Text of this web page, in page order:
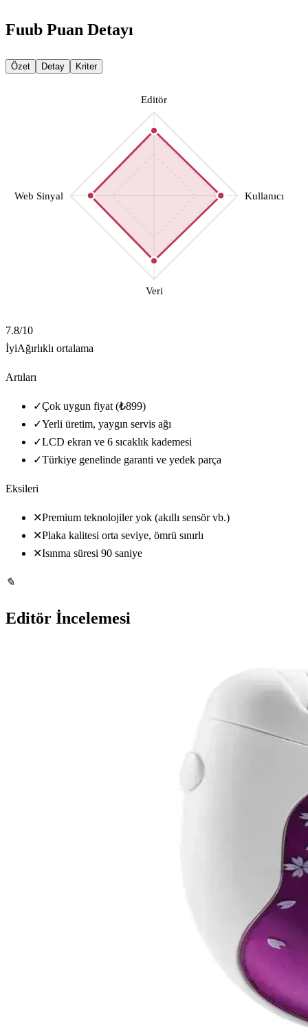
Fuub Puan Detayı
Özet Detay Kriter
Editör
Kullanıcı
Veri
Web Sinyal
7.8/10
İyiAğırlıklı ortalama
Artıları
✓Çok uygun fiyat (₺899)
✓Yerli üretim, yaygın servis ağı
✓LCD ekran ve 6 sıcaklık kademesi
✓Türkiye genelinde garanti ve yedek parça
Eksileri
✕Premium teknolojiler yok (akıllı sensör vb.)
✕Plaka kalitesi orta seviye, ömrü sınırlı
✕Isınma süresi 90 saniye
✎
Editör İncelemesi